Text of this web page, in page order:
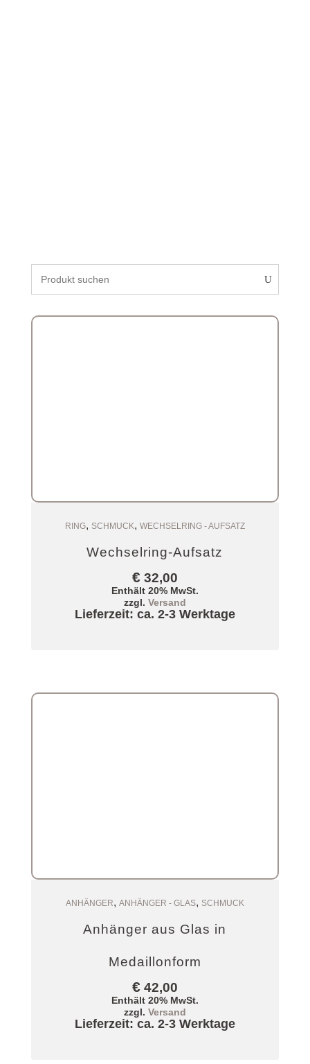
Zum Warenkorb
RING, SCHMUCK, WECHSELRING - AUFSATZ
Wechselring-Aufsatz
€32,00
Enthält 20% MwSt.
zzgl. Versand
Lieferzeit: ca. 2-3 Werktage
Zum Warenkorb
ANHÄNGER, ANHÄNGER - GLAS, SCHMUCK
Anhänger aus Glas in
Medaillonform
€42,00
Enthält 20% MwSt.
zzgl. Versand
Lieferzeit: ca. 2-3 Werktage